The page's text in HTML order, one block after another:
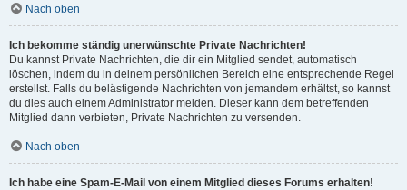
Nach oben
Ich bekomme ständig unerwünschte Private Nachrichten!
Du kannst Private Nachrichten, die dir ein Mitglied sendet, automatisch
löschen, indem du in deinem persönlichen Bereich eine entsprechende Regel
erstellst. Falls du belästigende Nachrichten von jemandem erhältst, so kannst
du dies auch einem Administrator melden. Dieser kann dem betreffenden
Mitglied dann verbieten, Private Nachrichten zu versenden.
Nach oben
Ich habe eine Spam-E-Mail von einem Mitglied dieses Forums erhalten!